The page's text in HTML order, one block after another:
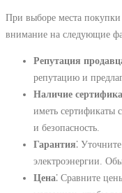
При выборе места покупки
внимание на следующие
Репутация
репутацию и
Наличие
иметь сертификаты
и безопасность.
Гарантия⁚
электроэнергии.
Цена⁚ Сравните